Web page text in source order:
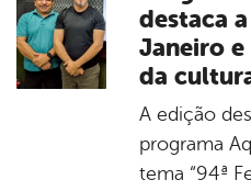
destaca
Janeiro
da
A edição
programa
tema “94ª